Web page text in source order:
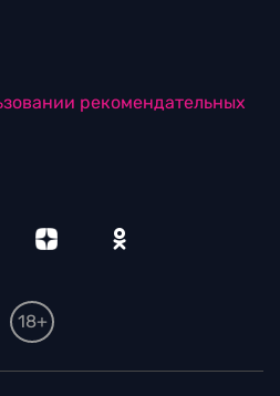
рекомендательных
18+